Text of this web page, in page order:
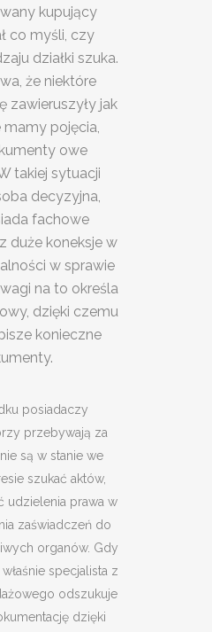
kupujący
co myśli, czy
działki szuka.
że niektóre
zawieruszyły jak
mamy pojęcia,
owe
takiej sytuacji
decyzyjna,
fachowe
duże koneksje w
w sprawie
na to określa
dzięki czemu
konieczne
posiadaczy
przebywają za
są w stanie we
szukać aktów,
udzielenia prawa w
zaświadczeń do
organów. Gdy
specjalista z
odszukuje
dzięki